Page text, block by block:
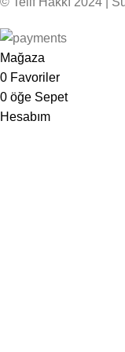
Mağaza
0 Favoriler
0 öğe Sepet
Hesabım